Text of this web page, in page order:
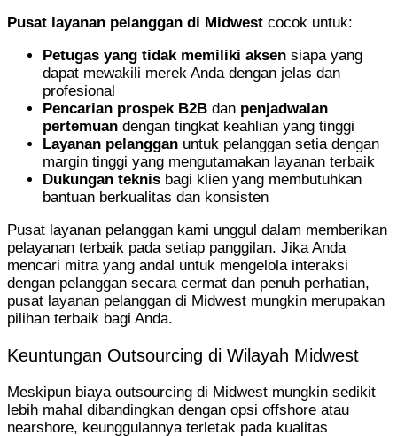
Pusat layanan pelanggan di Midwest cocok untuk:
Petugas yang tidak memiliki aksen siapa yang
dapat mewakili merek Anda dengan jelas dan
profesional
Pencarian prospek B2B dan penjadwalan
pertemuan dengan tingkat keahlian yang tinggi
Layanan pelanggan untuk pelanggan setia dengan
margin tinggi yang mengutamakan layanan terbaik
Dukungan teknis bagi klien yang membutuhkan
bantuan berkualitas dan konsisten
Pusat layanan pelanggan kami unggul dalam memberikan
pelayanan terbaik pada setiap panggilan. Jika Anda
mencari mitra yang andal untuk mengelola interaksi
dengan pelanggan secara cermat dan penuh perhatian,
pusat layanan pelanggan di Midwest mungkin merupakan
pilihan terbaik bagi Anda.
Keuntungan Outsourcing di Wilayah Midwest
Meskipun biaya outsourcing di Midwest mungkin sedikit
lebih mahal dibandingkan dengan opsi offshore atau
nearshore, keunggulannya terletak pada kualitas